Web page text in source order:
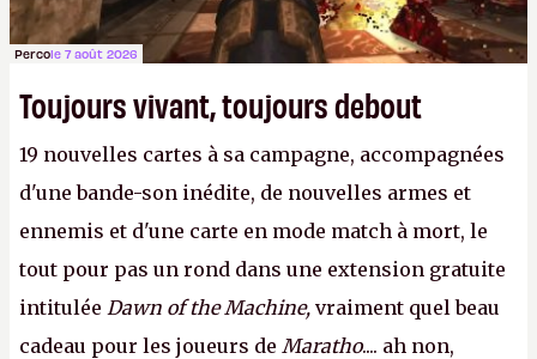
Percole 7 août 2026
Toujours vivant, toujours debout
19 nouvelles cartes à sa campagne, accompagnées
d'une bande-son inédite, de nouvelles armes et
ennemis et d'une carte en mode match à mort, le
tout pour pas un rond dans une extension gratuite
intitulée Dawn of the Machine, vraiment quel beau
cadeau pour les joueurs de Maratho.... ah non,